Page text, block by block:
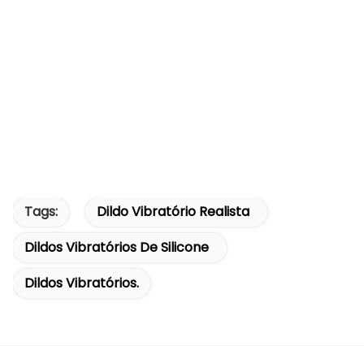
Tags:
Dildo Vibratório Realista
Dildos Vibratórios De Silicone
Dildos Vibratórios.